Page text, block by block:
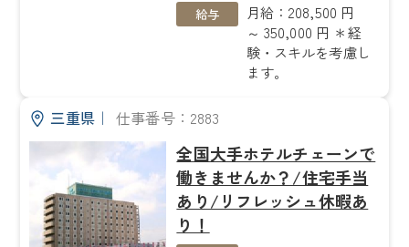
給与
月給：208,500 円
～ 350,000 円 ＊経
験・スキルを考慮し
ます。
三重県｜ 仕事番号：2883
全国大手ホテルチェーンで
働きませんか？/住宅手当
あり/リフレッシュ休暇あ
り！